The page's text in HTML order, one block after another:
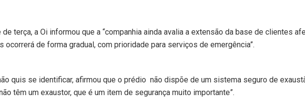
terça, a Oi informou que a “companhia ainda avalia a extensão da base de clientes
de forma gradual, com prioridade para serviços de emergência”.
quis se identificar, afirmou que o prédio não dispõe de um sistema seguro de
têm um exaustor, que é um item de segurança muito importante”.